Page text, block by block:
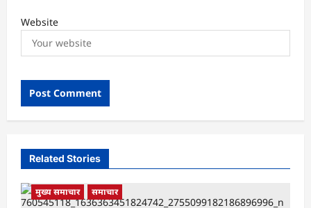
Website
Related Stories
मुख्य समाचार समाचार